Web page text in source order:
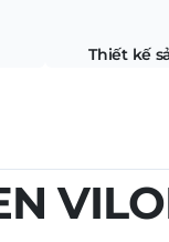
Thiết kế